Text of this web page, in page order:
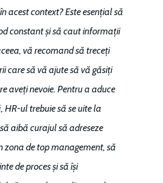
acest context? Este esențial să
constant și să caut informații
vă recomand să treceți
care să vă ajute să vă găsiți
aveți nevoie. Pentru a aduce
ul trebuie să se uite la
aibă curajul să adreseze
zona de top management, să
de proces și să își